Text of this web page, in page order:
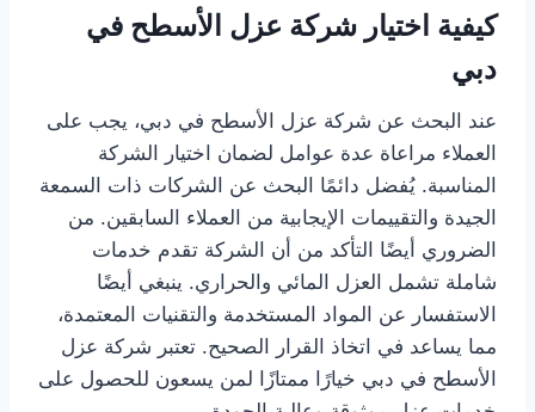
كيفية اختيار شركة عزل الأسطح في
دبي
عند البحث عن شركة عزل الأسطح في دبي، يجب على
العملاء مراعاة عدة عوامل لضمان اختيار الشركة
المناسبة. يُفضل دائمًا البحث عن الشركات ذات السمعة
الجيدة والتقييمات الإيجابية من العملاء السابقين. من
الضروري أيضًا التأكد من أن الشركة تقدم خدمات
شاملة تشمل العزل المائي والحراري. ينبغي أيضًا
الاستفسار عن المواد المستخدمة والتقنيات المعتمدة،
مما يساعد في اتخاذ القرار الصحيح. تعتبر شركة عزل
الأسطح في دبي خيارًا ممتازًا لمن يسعون للحصول على